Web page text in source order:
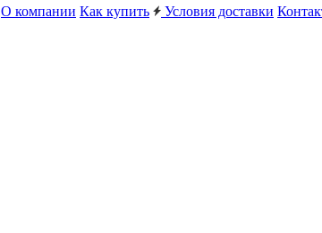
О компании Как купить Условия доставки